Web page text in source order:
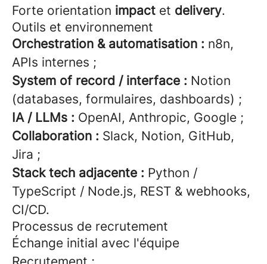
Forte orientation impact et delivery.
Outils et environnement
Orchestration & automatisation : n8n,
APIs internes ;
System of record / interface : Notion
(databases, formulaires, dashboards) ;
IA / LLMs : OpenAI, Anthropic, Google ;
Collaboration : Slack, Notion, GitHub,
Jira ;
Stack tech adjacente : Python /
TypeScript / Node.js, REST & webhooks,
CI/CD.
Processus de recrutement
Échange initial avec l'équipe